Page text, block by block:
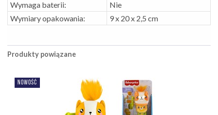
Wymaga baterii:
Nie
Wymiary opakowania:
9 x 20 x 2,5 cm
Produkty powiązane
NOWOŚĆ